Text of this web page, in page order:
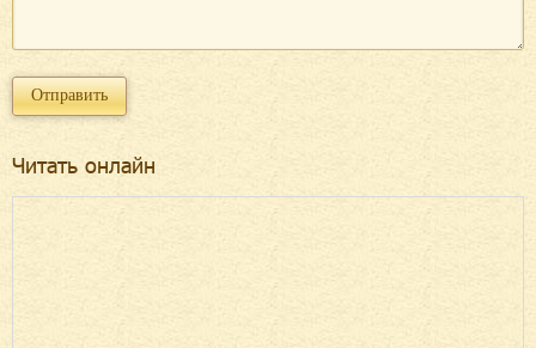
Читать онлайн